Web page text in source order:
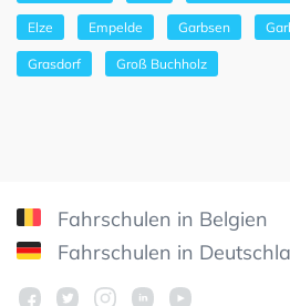
Elze Empelde Garbsen
Grasdorf Groß Buchholz
Fahrschulen in Belgien
Fahrschulen in